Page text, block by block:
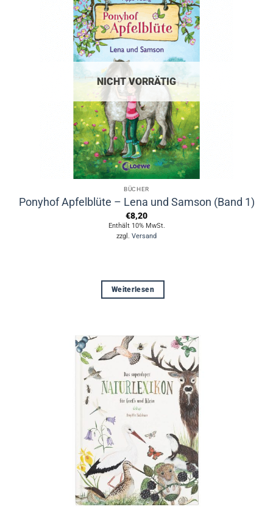
NICHT VORRÄTIG
BÜCHER
Ponyhof Apfelblüte – Lena und Samson (Band 1)
€8,20
Enthält 10% MwSt.
zzgl. Versand
Weiterlesen